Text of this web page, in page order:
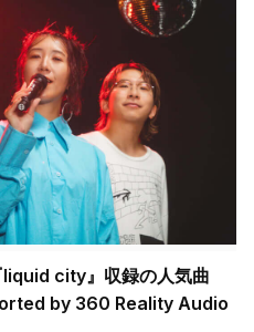
city』収録の人気曲
by 360 Reality Audio